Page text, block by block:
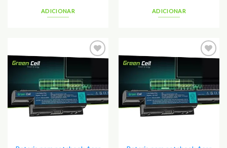
ADICIONAR ADICIONAR
Favoritos
Favoritos